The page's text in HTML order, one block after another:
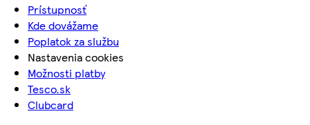
Prístupnosť
Kde dovážame
Poplatok za službu
Nastavenia cookies
Možnosti platby
Tesco.sk
Clubcard